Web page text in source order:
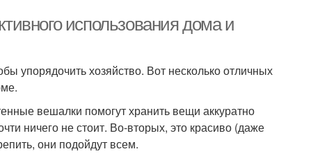
использования дома и
упорядочить хозяйство. Вот несколько отличных
вешалки помогут хранить вещи аккуратно
ничего не стоит. Во-вторых, это красиво (даже
они подойдут всем.